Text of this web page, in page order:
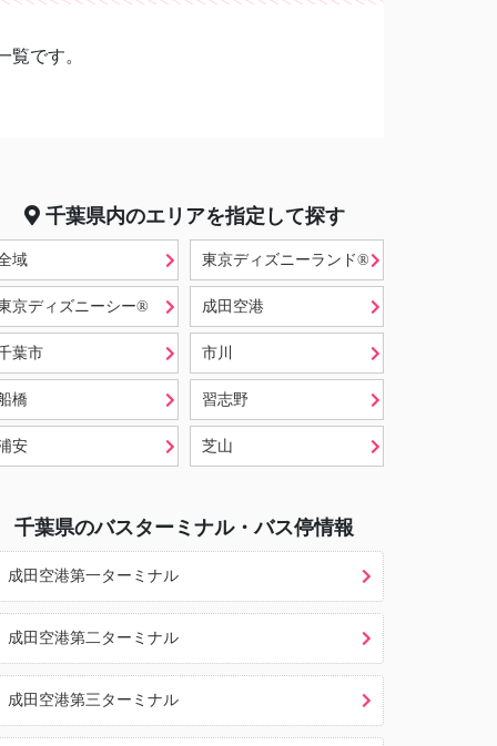
覧です。
千葉県内のエリアを指定して探す
域 東京ディズニーランド®
京ディズニーシー® 成田空港
葉市 市川
橋 習志野
安 芝山
千葉県のバスターミナル・バス停情報
成田空港第一ターミナル
成田空港第二ターミナル
成田空港第三ターミナル